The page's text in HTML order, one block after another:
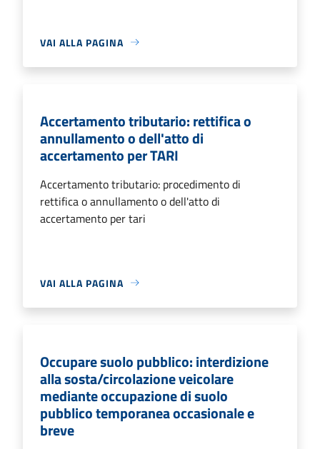
VAI ALLA PAGINA
Accertamento tributario: rettifica o
annullamento o dell'atto di
accertamento per TARI
Accertamento tributario: procedimento di
rettifica o annullamento o dell'atto di
accertamento per tari
VAI ALLA PAGINA
Occupare suolo pubblico: interdizione
alla sosta/circolazione veicolare
mediante occupazione di suolo
pubblico temporanea occasionale e
breve